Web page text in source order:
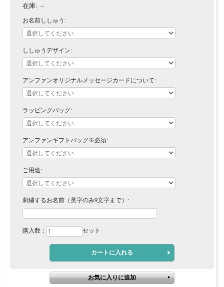
在庫: －
お名前ししゅう:
ししゅうデザイン:
アンファンオリジナルメッセージカードについて:
ラッピングバッグ:
アンファンギフトバッグ※必須:
ご用途:
刺繍するお名前（英字のみ9文字まで）:
購入数： セット